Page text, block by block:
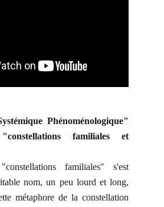
Phénoménologique"
familiales et
familiales" s'est
nom, un peu lourd et long,
métaphore de la constellation